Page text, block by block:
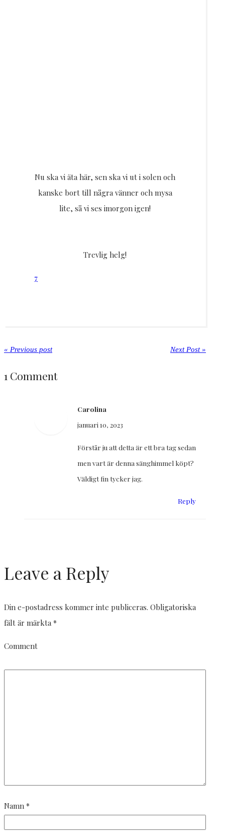
Nu ska vi äta här, sen ska vi ut i solen och
kanske bort till några vänner och mysa
lite, så vi ses imorgon igen!
Trevlig helg!
7
« Previous post Next Post »
1 Comment
Carolina
januari 10, 2023
Förstår ju att detta är ett bra tag sedan
men vart är denna sänghimmel köpt?
Väldigt fin tycker jag.
Reply
Leave a Reply
Din e-postadress kommer inte publiceras. Obligatoriska
fält är märkta*
Comment
Namn *